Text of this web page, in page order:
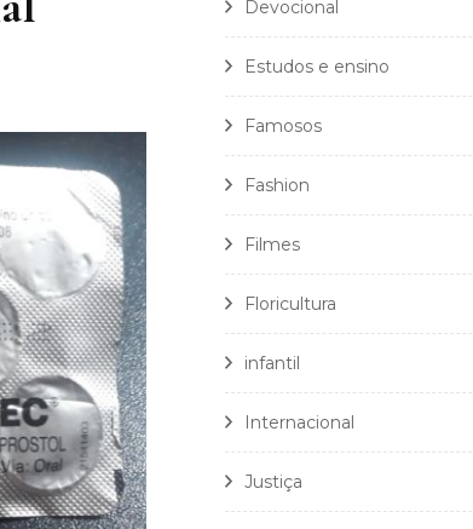
Devocional
Estudos e ensino
Famosos
Fashion
Filmes
Floricultura
infantil
Internacional
Justiça